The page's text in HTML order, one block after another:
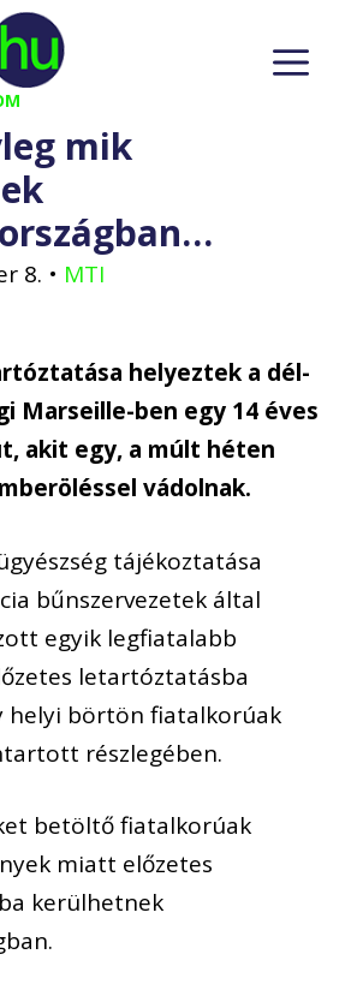
mik
8. • MTI
helyeztek a dél-
Marseille-ben egy 14 éves
akit egy, a múlt héten
vádolnak.
tájékoztatása
bűnszervezetek által
egyik legfiatalabb
letartóztatásba
helyi börtön fiatalkorúak
részlegében.
betöltő fiatalkorúak
miatt előzetes
kerülhetnek